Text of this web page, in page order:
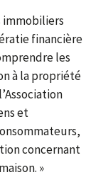
immobiliers
financière
les
à la propriété
et
concernant
»